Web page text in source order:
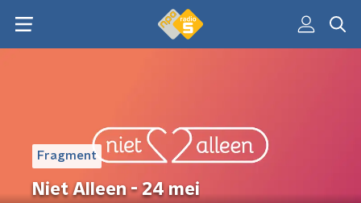
Fragment
Niet Alleen - 24 mei